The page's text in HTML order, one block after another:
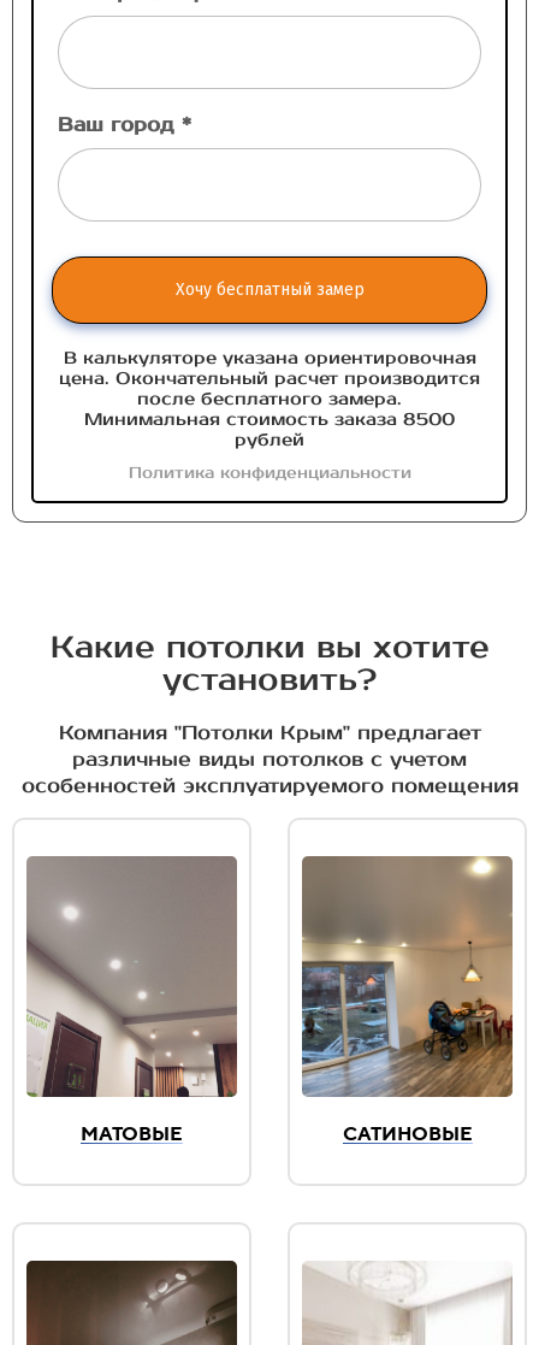
Ваш город *
Хочу бесплатный замер
В калькуляторе указана ориентировочная
цена. Окончательный расчет производится
после бесплатного замера.
Минимальная стоимость заказа 8500
рублей
Политика конфиденциальности
Какие потолки вы хотите
установить?
Компания "Потолки Крым" предлагает
различные виды потолков с учетом
особенностей эксплуатируемого помещения
МАТОВЫЕ САТИНОВЫЕ